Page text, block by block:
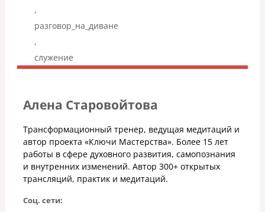
,
разговор_на_диване
,
служение
Алена Старовойтова
Трансформационный тренер, ведущая медитаций и
автор проекта «Ключи Мастерства». Более 15 лет
работы в сфере духовного развития, самопознания
и внутренних изменений. Автор 300+ открытых
трансляций, практик и медитаций.
Соц. сети: